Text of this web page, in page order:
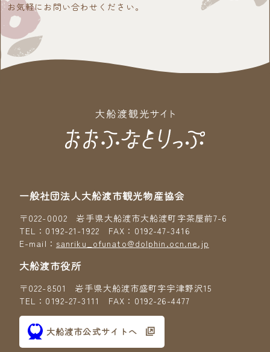
お気軽にお問い合わせください。
一般社団法人大船渡市観光物産協会
〒022-0002 岩手県大船渡市大船渡町字茶屋前7-6
TEL：0192-21-1922 FAX：0192-47-3416
E-mail： sanriku_ofunato@dolphin.ocn.ne.jp
大船渡市役所
〒022-8501 岩手県大船渡市盛町字宇津野沢15
TEL：0192-27-3111 FAX：0192-26-4477
大船渡市公式サイトへ